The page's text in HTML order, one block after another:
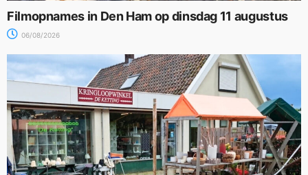
Filmopnames in Den Ham op dinsdag 11 augustus
06/08/2026